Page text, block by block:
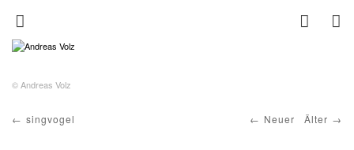
© Andreas Volz
Neuer Älter
singvogel